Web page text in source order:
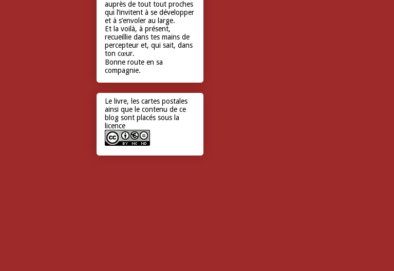
auprès de tout tout proches
qui l’invitent à se développer
et à s’envoler au large.
Et la voilà, à présent,
recueillie dans tes mains de
percepteur et, qui sait, dans
ton cœur.
Bonne route en sa
compagnie.
Le livre, les cartes postales
ainsi que le contenu de ce
blog sont placés sous la
licence